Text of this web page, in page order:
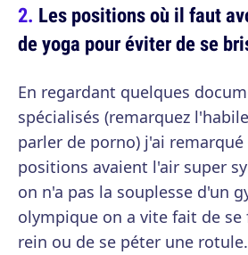
Les positions où il faut
de yoga pour éviter de se
En regardant quelques
spécialisés (remarquez
parler de porno) j'ai
positions avaient l'air super
on n'a pas la souplesse d'un
olympique on a vite fait de
rein ou de se péter une